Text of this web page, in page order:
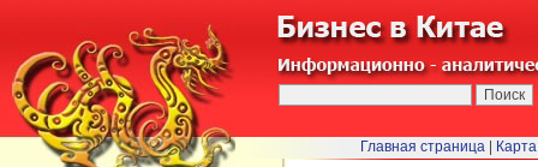
Главная страница